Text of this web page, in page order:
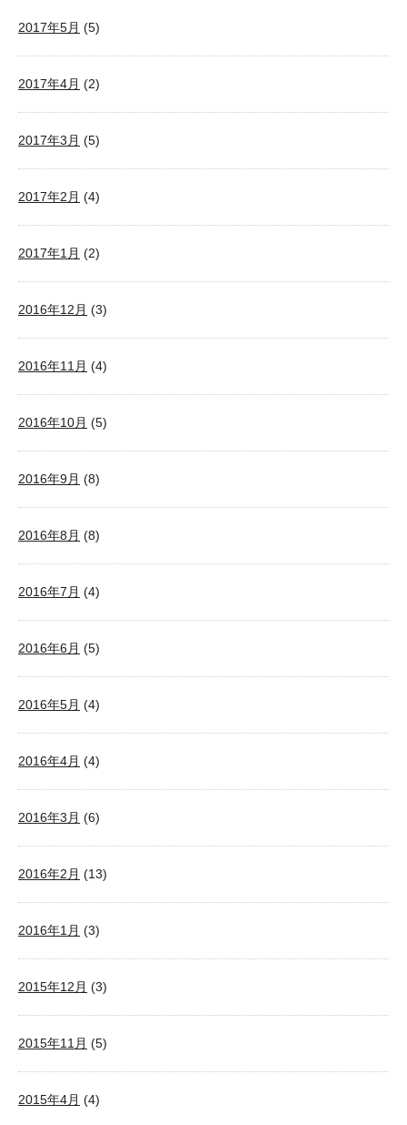
2017年5月 (5)
2017年4月 (2)
2017年3月 (5)
2017年2月 (4)
2017年1月 (2)
2016年12月 (3)
2016年11月 (4)
2016年10月 (5)
2016年9月 (8)
2016年8月 (8)
2016年7月 (4)
2016年6月 (5)
2016年5月 (4)
2016年4月 (4)
2016年3月 (6)
2016年2月 (13)
2016年1月 (3)
2015年12月 (3)
2015年11月 (5)
2015年4月 (4)